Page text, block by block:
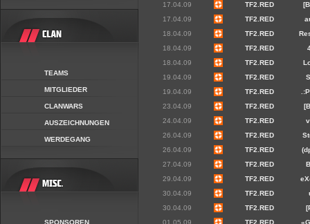
TEAMS
MITGLIEDER
CLANWARS
AUSZEICHNUNGEN
WERDEGANG
SPONSOREN
17.04.09
TF2.RED
17.04.09
TF2.RED
18.04.09
TF2.RED
18.04.09
TF2.RED
18.04.09
TF2.RED
19.04.09
TF2.RED
19.04.09
TF2.RED
23.04.09
TF2.RED
24.04.09
TF2.RED
26.04.09
TF2.RED
26.04.09
TF2.RED
27.04.09
TF2.RED
29.04.09
TF2.RED
30.04.09
TF2.RED
30.04.09
TF2.RED
01.05.09
TF2.RED